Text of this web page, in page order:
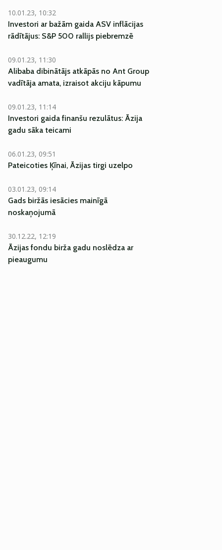
10.01.23, 10:32
Investori ar bažām gaida ASV inflācijas
rādītājus: S&P 500 rallijs piebremzē
09.01.23, 11:30
Alibaba dibinātājs atkāpās no Ant Group
vadītāja amata, izraisot akciju kāpumu
09.01.23, 11:14
Investori gaida finanšu rezulātus: Āzija
gadu sāka teicami
06.01.23, 09:51
Pateicoties Ķīnai, Āzijas tirgi uzelpo
03.01.23, 09:14
Gads biržās iesācies mainīgā
noskaņojumā
30.12.22, 12:19
Āzijas fondu birža gadu noslēdza ar
pieaugumu